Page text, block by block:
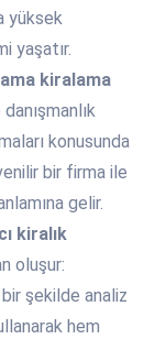
yüksek
yaşatır.
kiralama
konusunda
bir firma ile
gelir.
kiralık
oluşur:
şekilde analiz
hem